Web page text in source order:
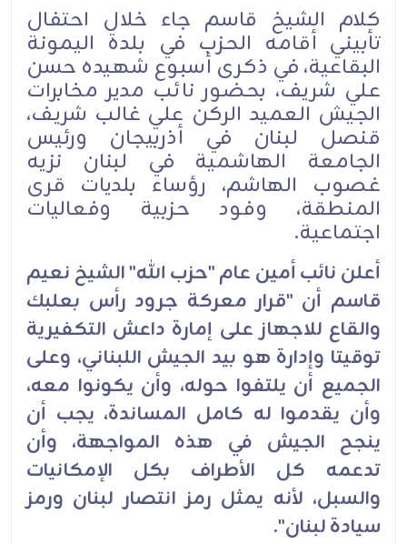
كلام الشيخ قاسم جاء خلال احتفال
تأبيني أقامه الحزب في بلدة اليمونة
البقاعية، في ذكرى أسبوع شهيده حسن
علي شريف، بحضور نائب مدير مخابرات
الجيش العميد الركن علي غالب شريف،
قنصل لبنان في أذربيجان ورئيس
الجامعة الهاشمية في لبنان نزيه
غصوب الهاشم، رؤساء بلديات قرى
المنطقة، وفود حزبية وفعاليات
اجتماعية.
أعلن نائب أمين عام "حزب الله" الشيخ نعيم
قاسم أن "قرار معركة جرود رأس بعلبك
والقاع للاجهاز على إمارة داعش التكفيرية
توقيتا وإدارة هو بيد الجيش اللبناني، وعلى
الجميع أن يلتفوا حوله، وأن يكونوا معه،
وأن يقدموا له كامل المساندة، يجب أن
ينجح الجيش في هذه المواجهة، وأن
تدعمه كل الأطراف بكل الإمكانيات
والسبل، لأنه يمثل رمز انتصار لبنان ورمز
سيادة لبنان".